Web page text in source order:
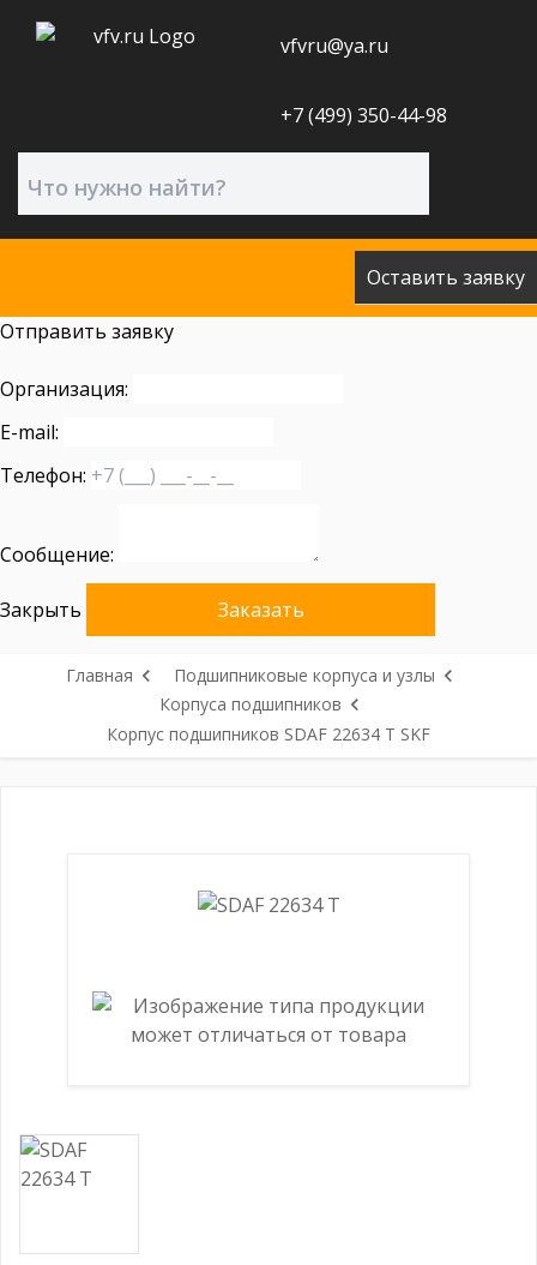
vfvru@ya.ru
+7 (499) 350-44-98
Оставить заявку
Отправить заявку
Организация:
E-mail:
Телефон:
Сообщение:
Закрыть Заказать
Главная
Подшипниковые корпуса и узлы
Корпуса подшипников
Корпус подшипников SDAF 22634 T SKF